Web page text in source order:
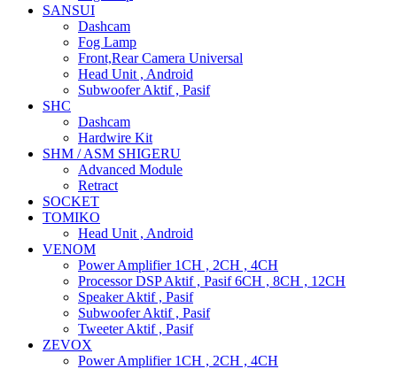
SANSUI
Dashcam
Fog Lamp
Front,Rear Camera Universal
Head Unit , Android
Subwoofer Aktif , Pasif
SHC
Dashcam
Hardwire Kit
SHM / ASM SHIGERU
Advanced Module
Retract
SOCKET
TOMIKO
Head Unit , Android
VENOM
Power Amplifier 1CH , 2CH , 4CH
Processor DSP Aktif , Pasif 6CH , 8CH , 12CH
Speaker Aktif , Pasif
Subwoofer Aktif , Pasif
Tweeter Aktif , Pasif
ZEVOX
Power Amplifier 1CH , 2CH , 4CH